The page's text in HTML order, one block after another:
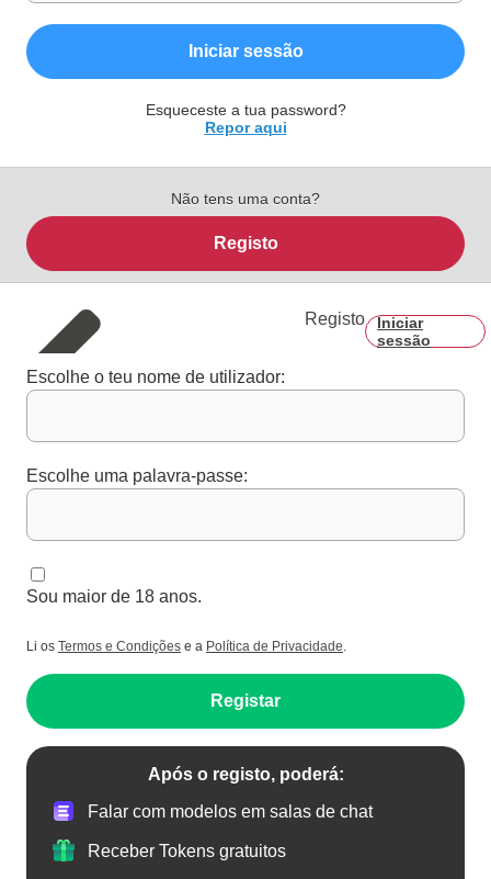
Iniciar sessão
Esqueceste a tua password?
Repor aqui
Não tens uma conta?
Registo
Registo
Iniciar
sessão
Escolhe o teu nome de utilizador:
Escolhe uma palavra-passe:
Sou maior de 18 anos.
Li os Termos e Condições e a Política de Privacidade.
Registar
Após o registo, poderá:
Falar com modelos em salas de chat
Receber Tokens gratuitos